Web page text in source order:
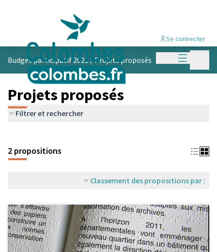
Menu
Se connecter
Budget participatif 2021 /Projets proposés
Projets proposés
Filtrer et rechercher
2 propositions
Classement des propositions par :